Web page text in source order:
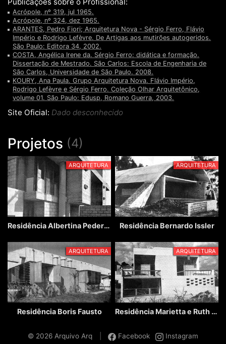
Acrópole, nº 319, jul 1965.
Acrópole, nº 324, dez 1965.
ARANTES, Pedro Fiori; Arquitetura Nova - Sérgio Ferro, Flávio
Império e Rodrigo Lefèvre. De Artigas aos mutirões autogeridos.
São Paulo: Editora 34, 2002.
COSTA, Angélica Irene da. Sérgio Ferro: didática e formação.
Dissertação de Mestrado. São Carlos: Escola de Engenharia de
São Carlos, Universidade de São Paulo. 2008.
KOURY, Ana Paula. Grupo Arquitetura Nova. Flávio Império,
Rodrigo Lefèvre e Sérgio Ferro. Coleção Olhar Arquitetônico,
volume 01. São Paulo: Edusp, Romano Guerra, 2003.
Site Oficial: Dado desconhecido
Projetos (4)
ARQUITETURA
Residência Albertina Pederneiras
ARQUITETURA
Residência Bernardo Issler
ARQUITETURA
Residência Boris Fausto
ARQUITETURA
Residência Marietta e Ruth Vampré
© 2026 Arquivo Arq Facebook Instagram